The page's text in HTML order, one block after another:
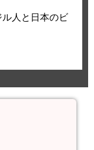
人と日本のビ